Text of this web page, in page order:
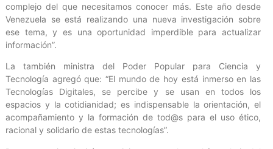
complejo del que necesitamos conocer más. Este año desde
Venezuela se está realizando una nueva investigación sobre
ese tema, y es una oportunidad imperdible para actualizar
información”.
La también ministra del Poder Popular para Ciencia y
Tecnología agregó que: “El mundo de hoy está inmerso en las
Tecnologías Digitales, se percibe y se usan en todos los
espacios y la cotidianidad; es indispensable la orientación, el
acompañamiento y la formación de tod@s para el uso ético,
racional y solidario de estas tecnologías”.